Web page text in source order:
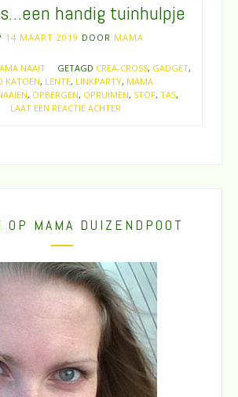
handig tuinhulpje
14 MAART 2019 DOOR MAMA
NAAIT GETAGD CREA-CROSS, GADGET,
KATOEN, LENTE, LINKPARTY, MAMA
, OPBERGEN, OPRUIMEN, STOF, TAS,
LAAT EEN REACTIE ACHTER
OP MAMA DUIZENDPOOT